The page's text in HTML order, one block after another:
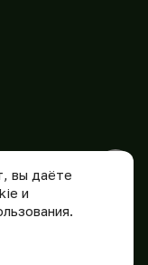
вы даёте
и